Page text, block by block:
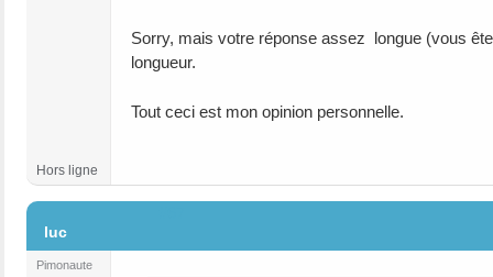
Sorry, mais votre réponse assez longue (vous
longueur.
Tout ceci est mon opinion personnelle.
Hors ligne
luc
Pimonaute